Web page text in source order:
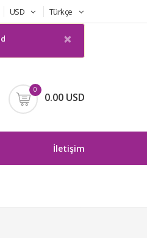
USD Türkçe
×
Bilgilerinize sunarım
0
0.00 USD
İletişim